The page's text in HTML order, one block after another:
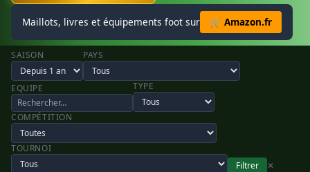
Maillots, livres et équipements foot sur 🛒 Amazon.fr
SAISON PAYS
EQUIPE TYPE
COMPÉTITION
TOURNOI
Filtrer
✕